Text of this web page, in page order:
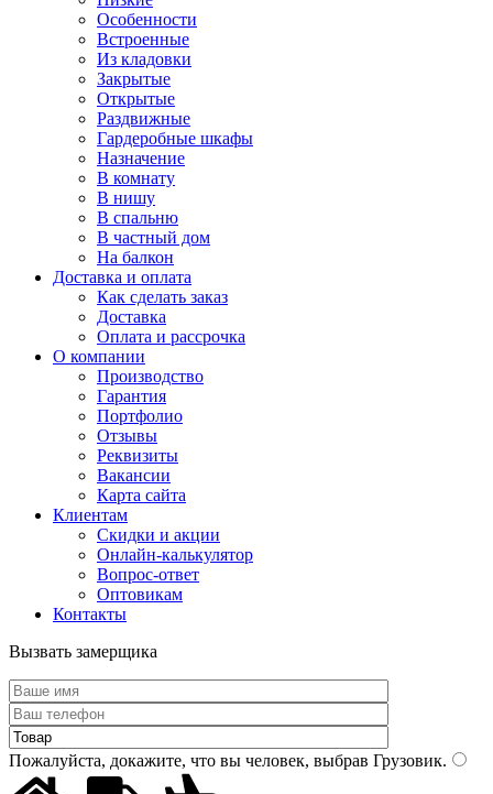
Особенности
Встроенные
Из кладовки
Закрытые
Открытые
Раздвижные
Гардеробные шкафы
Назначение
В комнату
В нишу
В спальню
В частный дом
На балкон
Доставка и оплата
Как сделать заказ
Доставка
Оплата и рассрочка
О компании
Производство
Гарантия
Портфолио
Отзывы
Реквизиты
Вакансии
Карта сайта
Клиентам
Скидки и акции
Онлайн-калькулятор
Вопрос-ответ
Оптовикам
Контакты
Вызвать замерщика
Пожалуйста, докажите, что вы человек, выбрав Грузовик.